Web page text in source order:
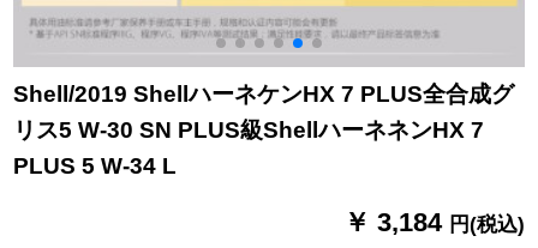
Shell/2019 ShellハーネケンHX 7 PLUS全合成グ
リス5 W-30 SN PLUS級ShellハーネネンHX 7
PLUS 5 W-34 L
￥ 3,184 円(税込)